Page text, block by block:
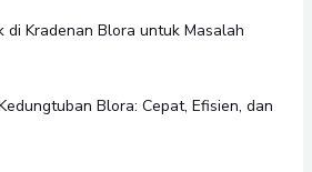
di Kradenan Blora untuk Masalah
Blora: Cepat, Efisien, dan